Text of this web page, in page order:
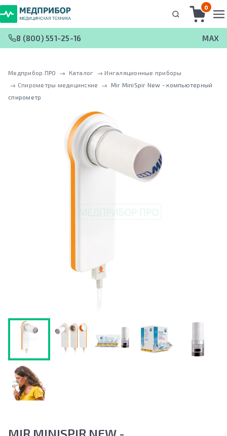
0
8 (800) 551-25-16 MAX
Медприбор ПРО → Каталог → Ингаляционные приборы
→ Спирометры медицинские →
Mir MiniSpir New - компьютерный
спирометр